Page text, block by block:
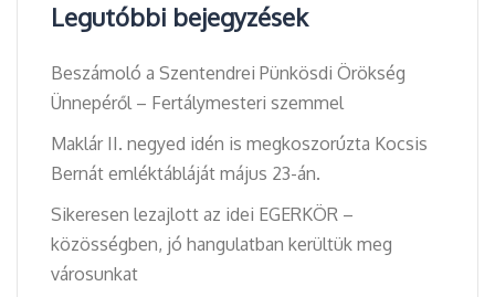
Legutóbbi bejegyzések
Beszámoló a Szentendrei Pünkösdi Örökség
Ünnepéről – Fertálymesteri szemmel
Maklár II. negyed idén is megkoszorúzta Kocsis
Bernát emléktábláját május 23-án.
Sikeresen lezajlott az idei EGERKÖR –
közösségben, jó hangulatban kerültük meg
városunkat